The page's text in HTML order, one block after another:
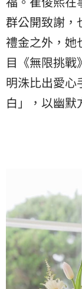
群公開致謝，
禮金之外，她
目《無限挑
明洙比出愛心
白」，以幽默